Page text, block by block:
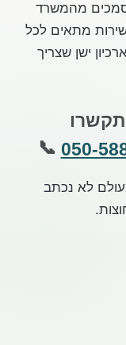
מהמשרד
מתאים לכל
ישן שצריך
050-
📞
לא נכתב